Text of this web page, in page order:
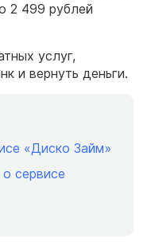
2 499 рублей
услуг,
и вернуть деньги.
«Диско Займ»
сервисе